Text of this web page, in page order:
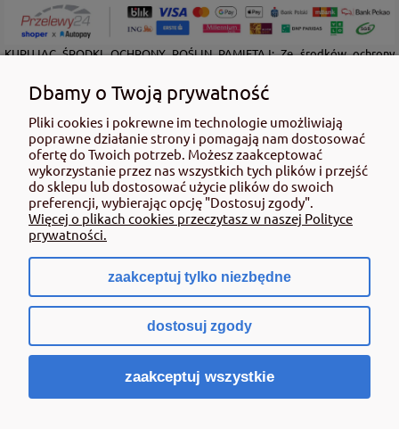
KUPUJĄC ŚRODKI OCHRONY ROŚLIN PAMIĘTAJ: Ze środków ochrony
użyciem przeczytaj informacje zamieszczone w etykiecie i informacje
dotyczące produktu. Zwróć uwagę na zwroty wskazujące rodzaj zagrożenia
oraz przestrzegaj środków bezpieczeństwa zamieszczonych w etykiecie.
Środki ochrony roślin do użytku profesjonalnego mogą być nabyte tylko i
wyłącznie przez osoby pełnoletnie oraz posiadające kwalifikacje
wymagane od osób nabywających środki ochrony roślin określone w
ustawie (art. 28 Ustawy z dn. 8 marca 2013 r. o Środkach Ochrony Roślin Dz.
Ustw 2020 poz.2097 z pózn. zm.) Niespełnienie powyższych warunków jest
złamaniem regulaminu sklepu.
pokaż pełną wersję strony
Sklep internetowy Shoper.pl
Dbamy o Twoją prywatność
Pliki cookies i pokrewne im technologie umożliwiają
poprawne działanie strony i pomagają nam dostosować
ofertę do Twoich potrzeb. Możesz zaakceptować
wykorzystanie przez nas wszystkich tych plików i przejść
do sklepu lub dostosować użycie plików do swoich
preferencji, wybierając opcję "Dostosuj zgody".
Więcej o plikach cookies przeczytasz w naszej Polityce
prywatności.
zaakceptuj tylko niezbędne
dostosuj zgody
zaakceptuj wszystkie